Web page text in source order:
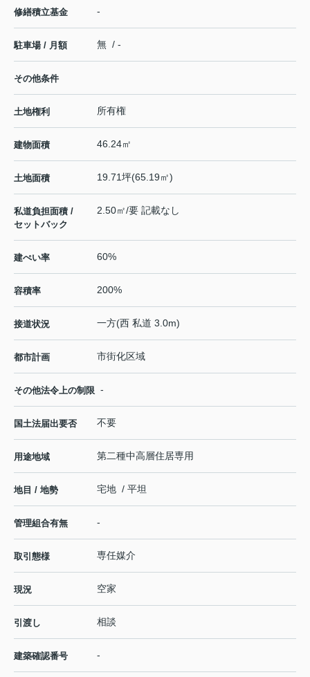
修繕積立基金 -
駐車場 / 月額 無 / -
その他条件
土地権利 所有権
建物面積 46.24㎡
土地面積 19.71坪(65.19㎡)
私道負担面積 /
セットバック
2.50㎡/要 記載なし
建ぺい率 60%
容積率 200%
接道状況 一方(西 私道 3.0m)
都市計画 市街化区域
その他法令上の制限 -
国土法届出要否 不要
用途地域 第二種中高層住居専用
地目 / 地勢 宅地 / 平坦
管理組合有無 -
取引態様 専任媒介
現況 空家
引渡し 相談
建築確認番号 -